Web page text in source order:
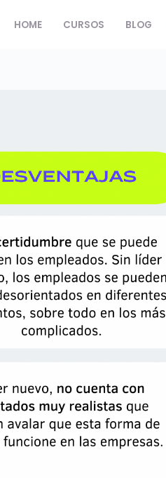
HOME CURSOS BLOG